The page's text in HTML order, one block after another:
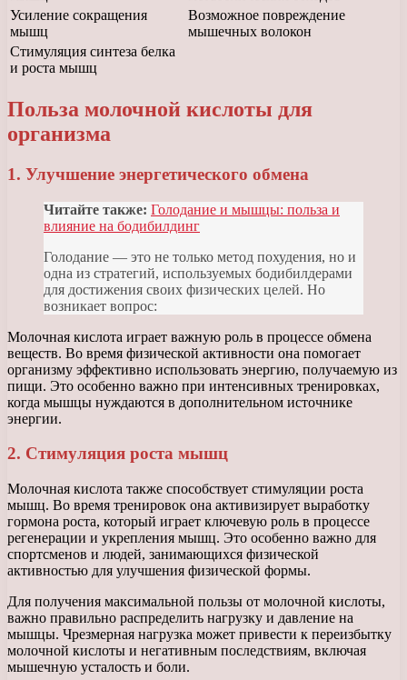
Усиление сокращения
мышц
Возможное повреждение
мышечных волокон
Стимуляция синтеза белка
и роста мышц
Польза молочной кислоты для
организма
1. Улучшение энергетического обмена
Читайте также: Голодание и мышцы: польза и
влияние на бодибилдинг
Голодание — это не только метод похудения, но и
одна из стратегий, используемых бодибилдерами
для достижения своих физических целей. Но
возникает вопрос:
Молочная кислота играет важную роль в процессе обмена
веществ. Во время физической активности она помогает
организму эффективно использовать энергию, получаемую из
пищи. Это особенно важно при интенсивных тренировках,
когда мышцы нуждаются в дополнительном источнике
энергии.
2. Стимуляция роста мышц
Молочная кислота также способствует стимуляции роста
мышц. Во время тренировок она активизирует выработку
гормона роста, который играет ключевую роль в процессе
регенерации и укрепления мышц. Это особенно важно для
спортсменов и людей, занимающихся физической
активностью для улучшения физической формы.
Для получения максимальной пользы от молочной кислоты,
важно правильно распределить нагрузку и давление на
мышцы. Чрезмерная нагрузка может привести к переизбытку
молочной кислоты и негативным последствиям, включая
мышечную усталость и боли.